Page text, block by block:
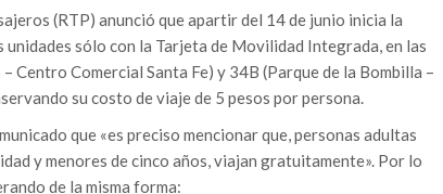
(RTP) anunció que apartir del 14 de junio inicia la
unidades sólo con la Tarjeta de Movilidad Integrada, en las
Centro Comercial Santa Fe) y 34B (Parque de la Bombilla –
su costo de viaje de 5 pesos por persona.
que «es preciso mencionar que, personas adultas
y menores de cinco años, viajan gratuitamente». Por lo
de la misma forma: